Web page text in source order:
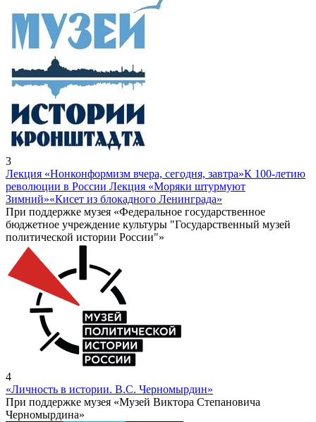
3
Лекция «Нонконформизм вчера, сегодня, завтра»К 100-летию
революции в России Лекция «Моряки штурмуют
Зимний»«Кисет из блокадного Ленинграда»
При поддержке музея «Федеральное государственное
бюджетное учреждение культуры "Государственный музей
политической истории России"»
4
«Личность в истории. В.С. Черномырдин»
При поддержке музея «Музей Виктора Степановича
Черномырдина»